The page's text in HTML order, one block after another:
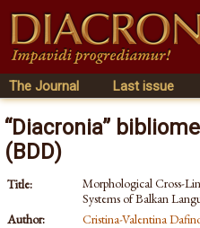
The Journal Last issue
“Diacronia”
(BDD)
Title:
Morphological Cross-
Systems of Balkan
Author:
Cristina-Valentina